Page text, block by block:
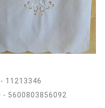
11213346
- 5600803856092